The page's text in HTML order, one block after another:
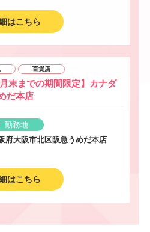
はこちら
百貨店
末までの期間限定】カナダ
だ本店
勤務地
府大阪市北区阪急うめだ本店
はこちら